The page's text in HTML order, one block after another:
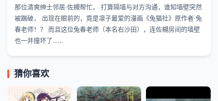
那位清爽绅士邻居·佐槻帮忙， 打算隔墙与对方沟通，谁知墙壁突然
被踹破， 出现在眼前的，竟是凛子最爱的漫画《兔猫社》原作者·兔
春老师！？ 而且这位兔春老师（本名右沙田），连佐槻房间的墙壁
也一并撞坏了……
猜你喜欢